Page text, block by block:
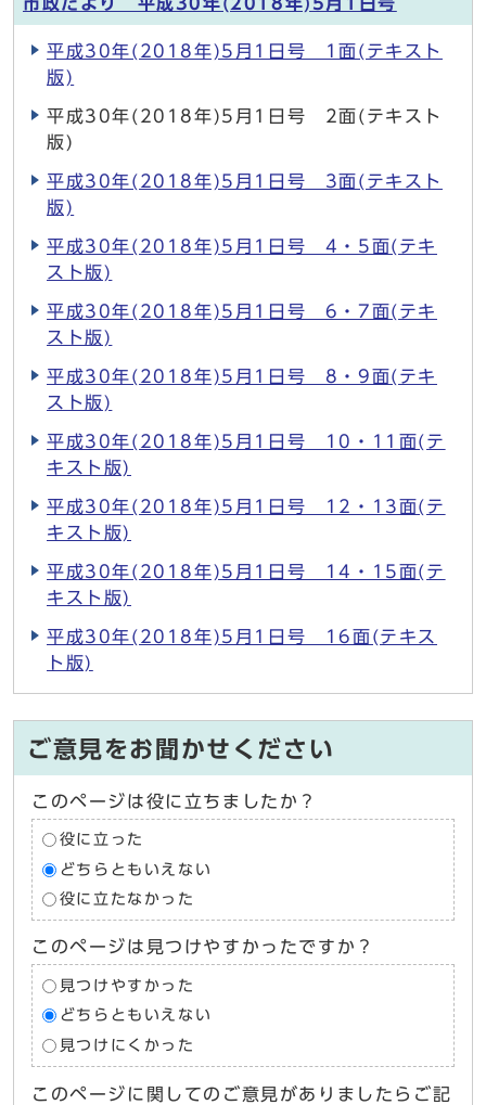
平成30年(2018年)5月1日号 1面(テキスト
版)
平成30年(2018年)5月1日号 2面(テキスト
版)
平成30年(2018年)5月1日号 3面(テキスト
版)
平成30年(2018年)5月1日号 4・5面(テキ
スト版)
平成30年(2018年)5月1日号 6・7面(テキ
スト版)
平成30年(2018年)5月1日号 8・9面(テキ
スト版)
平成30年(2018年)5月1日号 10・11面(テ
キスト版)
平成30年(2018年)5月1日号 12・13面(テ
キスト版)
平成30年(2018年)5月1日号 14・15面(テ
キスト版)
平成30年(2018年)5月1日号 16面(テキス
ト版)
ご意見をお聞かせください
このページは役に立ちましたか？
役に立った
どちらともいえない
役に立たなかった
このページは見つけやすかったですか？
見つけやすかった
どちらともいえない
見つけにくかった
このページに関してのご意見がありましたらご記